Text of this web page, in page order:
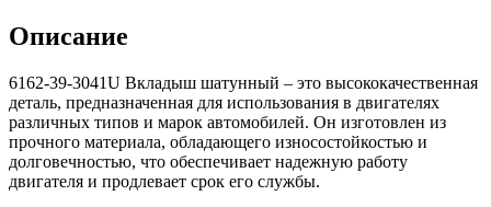
Описание
6162-39-3041U Вкладыш шатунный – это высококачественная
деталь, предназначенная для использования в двигателях
различных типов и марок автомобилей. Он изготовлен из
прочного материала, обладающего износостойкостью и
долговечностью, что обеспечивает надежную работу
двигателя и продлевает срок его службы.